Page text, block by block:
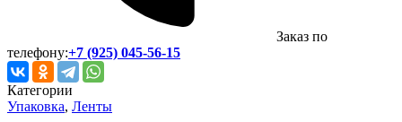
Заказ по
телефону:+7 (925) 045-56-15
Категории
Упаковка, Ленты